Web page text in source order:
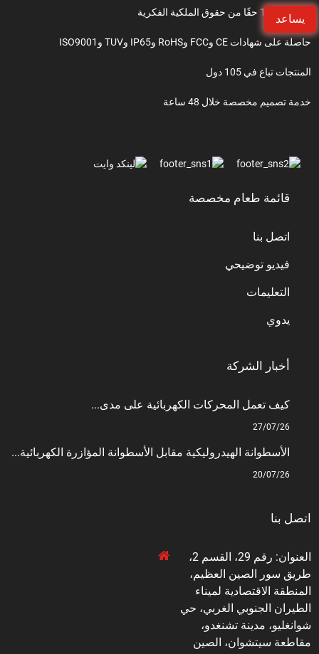
يساعد
أكثر من 150 حقًا من حقوق الملكية الفكرية
حاصلة على شهادات CE وFCC وRoHS وIP65 وTUV وISO9001
المنتجات تباع في 105 دول
خدمة تصميم مخصصة خلال 48 ساعة
قائمة طعام مخصصة
اتصل بنا
فيديو توضيحي
التعليمات
يدوي
أخبار الشركة
كيف تعمل المحركات الكهربائية على مدى...
27/07/26
الأسطوانة الهيدروليكية مقابل الأسطوانة المؤازرة الكهربائية...
20/07/26
اتصل بنا
العنوان: رقم 29، القسم 2،
طريق سور الصين العظيم،
المنطقة الاقتصادية لميناء
الطيران الجنوبي الغربي، حي
شوانغليو، مدينة تشنغدو،
مقاطعة سيتشوان، الصين